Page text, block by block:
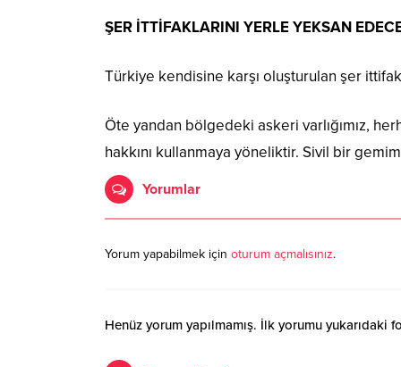
ŞER İTTİFAKLARINI YERLE YEKSAN
Türkiye kendisine karşı oluşturulan şer
Öte yandan bölgedeki askeri varlığımız,
hakkını kullanmaya yöneliktir. Sivil bir
Yorumlar
Yorum yapabilmek için oturum açmalısınız.
Henüz yorum yapılmamış. İlk yorumu yukarıdaki